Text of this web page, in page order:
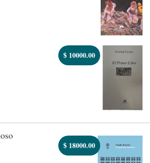
$ 10000.00
$ 18000.00